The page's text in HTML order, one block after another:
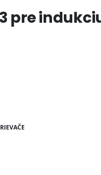
pre